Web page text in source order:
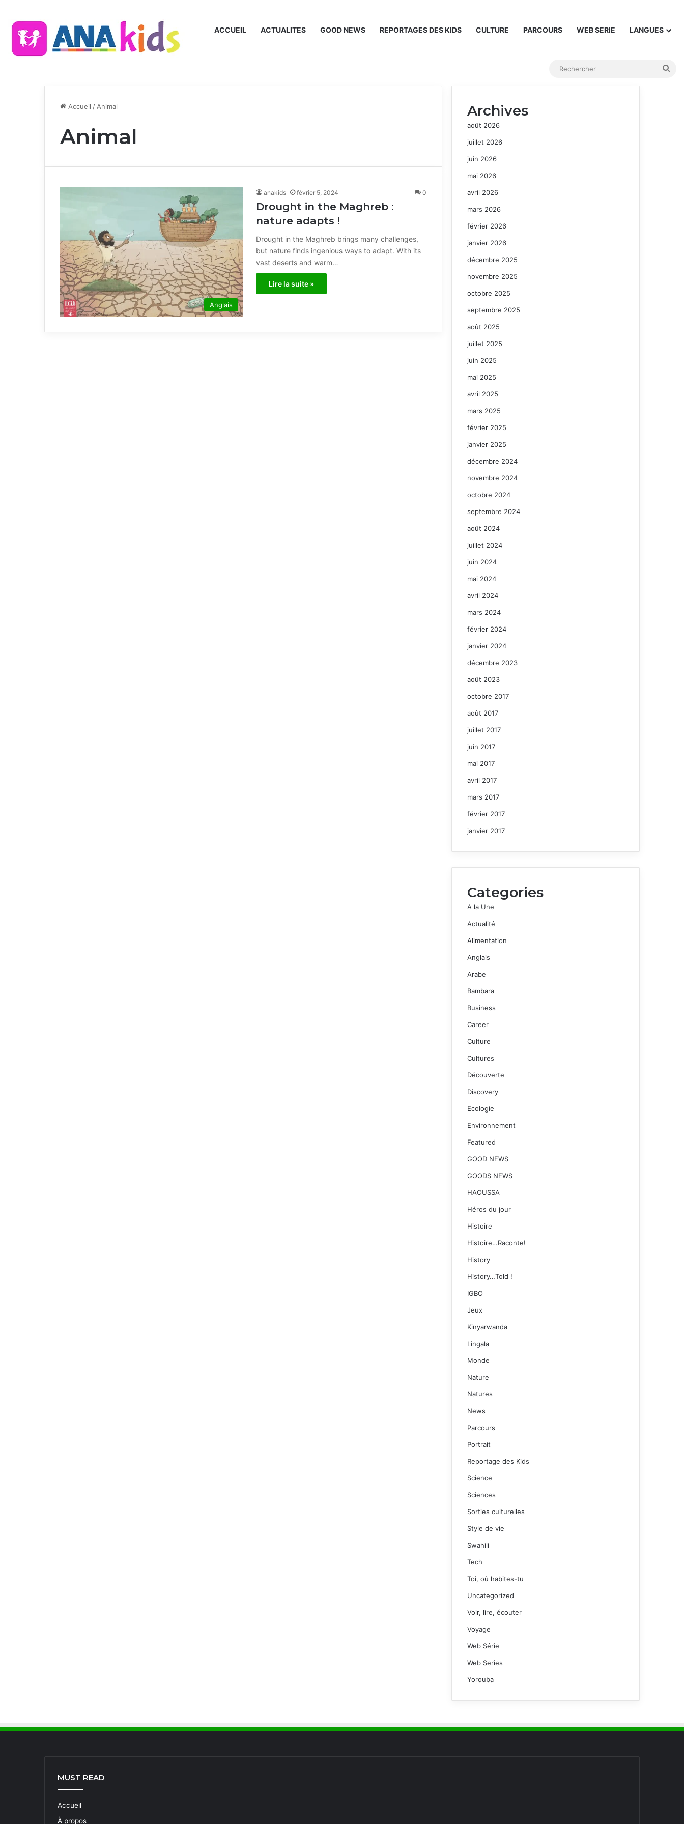
ACCUEIL ACTUALITES GOOD NEWS REPORTAGES DES KIDS CULTURE PARCOURS WEB SERIE LANGUES
Accueil / Animal
Animal
Anglais
anakids février 5, 2024 0
Drought in the Maghreb :
nature adapts !
Drought in the Maghreb brings many challenges,
but nature finds ingenious ways to adapt. With its
vast deserts and warm…
Lire la suite »
Archives
août 2026
juillet 2026
juin 2026
mai 2026
avril 2026
mars 2026
février 2026
janvier 2026
décembre 2025
novembre 2025
octobre 2025
septembre 2025
août 2025
juillet 2025
juin 2025
mai 2025
avril 2025
mars 2025
février 2025
janvier 2025
décembre 2024
novembre 2024
octobre 2024
septembre 2024
août 2024
juillet 2024
juin 2024
mai 2024
avril 2024
mars 2024
février 2024
janvier 2024
décembre 2023
août 2023
octobre 2017
août 2017
juillet 2017
juin 2017
mai 2017
avril 2017
mars 2017
février 2017
janvier 2017
Categories
A la Une
Actualité
Alimentation
Anglais
Arabe
Bambara
Business
Career
Culture
Cultures
Découverte
Discovery
Ecologie
Environnement
Featured
GOOD NEWS
GOODS NEWS
HAOUSSA
Héros du jour
Histoire
Histoire…Raconte!
History
History…Told !
IGBO
Jeux
Kinyarwanda
Lingala
Monde
Nature
Natures
News
Parcours
Portrait
Reportage des Kids
Science
Sciences
Sorties culturelles
Style de vie
Swahili
Tech
Toi, où habites-tu
Uncategorized
Voir, lire, écouter
Voyage
Web Série
Web Series
Yorouba
MUST READ
Accueil
À propos